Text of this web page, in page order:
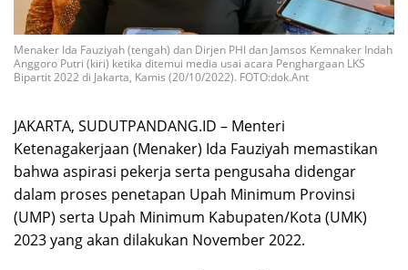
Menaker Ida Fauziyah (tengah) dan Dirjen PHI dan Jamsos Kemnaker Indah
Anggoro Putri (kiri) ketika ditemui media usai acara Penghargaan LKS
Bipartit 2022 di Jakarta, Kamis (20/10/2022). FOTO:dok.Ant
JAKARTA, SUDUTPANDANG.ID – Menteri
Ketenagakerjaan (Menaker) Ida Fauziyah memastikan
bahwa aspirasi pekerja serta pengusaha didengar
dalam proses penetapan Upah Minimum Provinsi
(UMP) serta Upah Minimum Kabupaten/Kota (UMK)
2023 yang akan dilakukan November 2022.